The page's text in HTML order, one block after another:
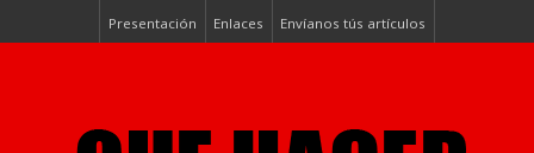
Presentación Enlaces Envíanos tús artículos